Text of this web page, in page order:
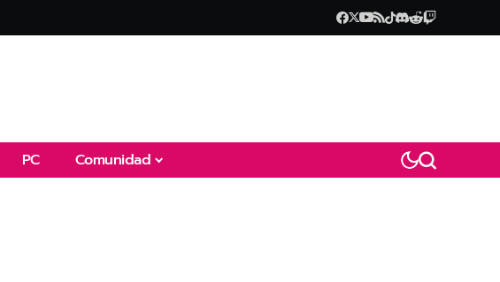
PC Comunidad